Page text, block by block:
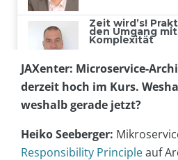
JAXenter: Microservice-
derzeit hoch im Kurs.
weshalb gerade jetzt?
Heiko Seeberger:
Responsibility Principleauf